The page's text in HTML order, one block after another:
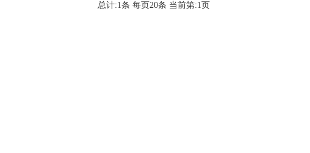
总计:1条 每页20条 当前第:1页